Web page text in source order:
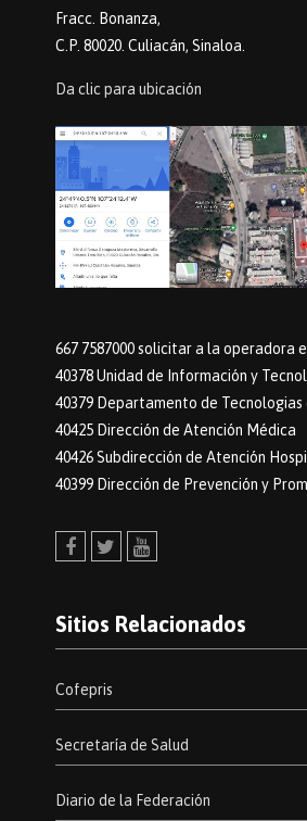
Fracc. Bonanza,
C.P. 80020. Culiacán, Sinaloa.
Da clic para ubicación
667 7587000 solicitar a la operadora
40378 Unidad de Información y
40379 Departamento de Tecnologias
40425 Dirección de Atención Médica
40426 Subdirección de Atención
40399 Dirección de Prevención y
Sitios Relacionados
Cofepris
Secretaría de Salud
Diario de la Federación